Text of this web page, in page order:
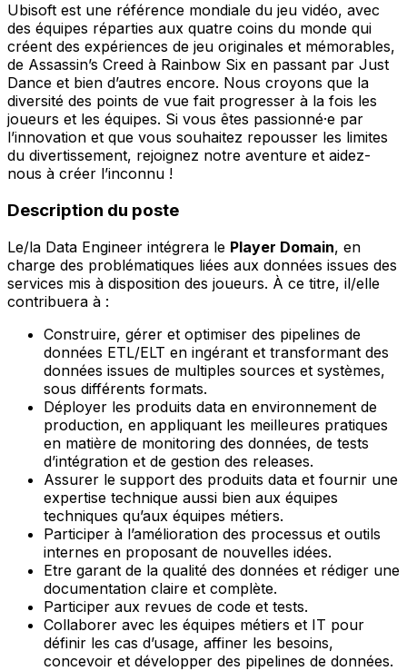
Ubisoft est une référence mondiale du jeu vidéo, avec
des équipes réparties aux quatre coins du monde qui
créent des expériences de jeu originales et mémorables,
de Assassin’s Creed à Rainbow Six en passant par Just
Dance et bien d’autres encore. Nous croyons que la
diversité des points de vue fait progresser à la fois les
joueurs et les équipes. Si vous êtes passionné·e par
l’innovation et que vous souhaitez repousser les limites
du divertissement, rejoignez notre aventure et aidez-
nous à créer l’inconnu !
Description du poste
Le/la Data Engineer intégrera le Player Domain, en
charge des problématiques liées aux données issues des
services mis à disposition des joueurs. À ce titre, il/elle
contribuera à :
Construire, gérer et optimiser des pipelines de
données ETL/ELT en ingérant et transformant des
données issues de multiples sources et systèmes,
sous différents formats.
Déployer les produits data en environnement de
production, en appliquant les meilleures pratiques
en matière de monitoring des données, de tests
d’intégration et de gestion des releases.
Assurer le support des produits data et fournir une
expertise technique aussi bien aux équipes
techniques qu’aux équipes métiers.
Participer à l’amélioration des processus et outils
internes en proposant de nouvelles idées.
Etre garant de la qualité des données et rédiger une
documentation claire et complète.
Participer aux revues de code et tests.
Collaborer avec les équipes métiers et IT pour
définir les cas d’usage, affiner les besoins,
concevoir et développer des pipelines de données.